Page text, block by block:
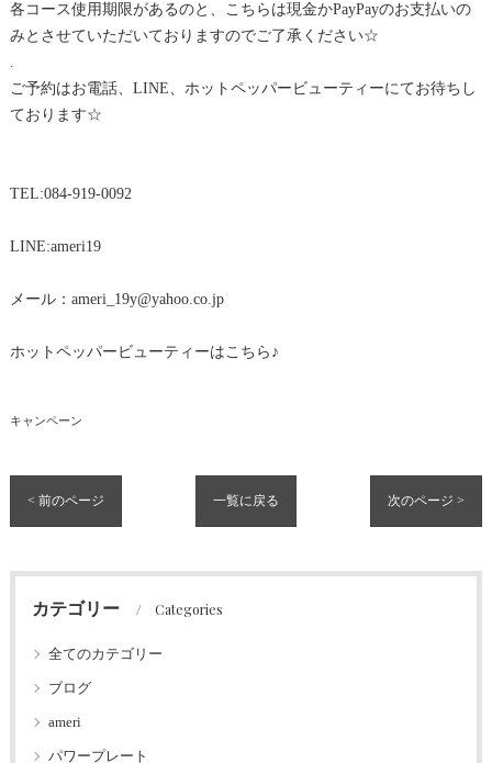
各コース使用期限があるのと、こちらは現金かPayPayのお支払いの
みとさせていただいておりますのでご了承ください☆
ご予約はお電話、LINE、ホットペッパービューティーにてお待ちし
ております☆
TEL:084-919-0092
LINE:ameri19
メール：ameri_19y@yahoo.co.jp
ホットペッパービューティーはこちら♪
キャンペーン
< 前のページ 一覧に戻る 次のページ >
カテゴリー Categories
全てのカテゴリー
ブログ
ameri
パワープレート